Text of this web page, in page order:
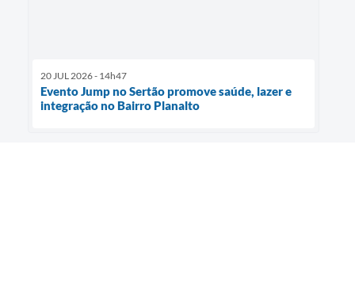
20 JUL 2026 - 14h47
Evento Jump no Sertão promove saúde, lazer e
integração no Bairro Planalto